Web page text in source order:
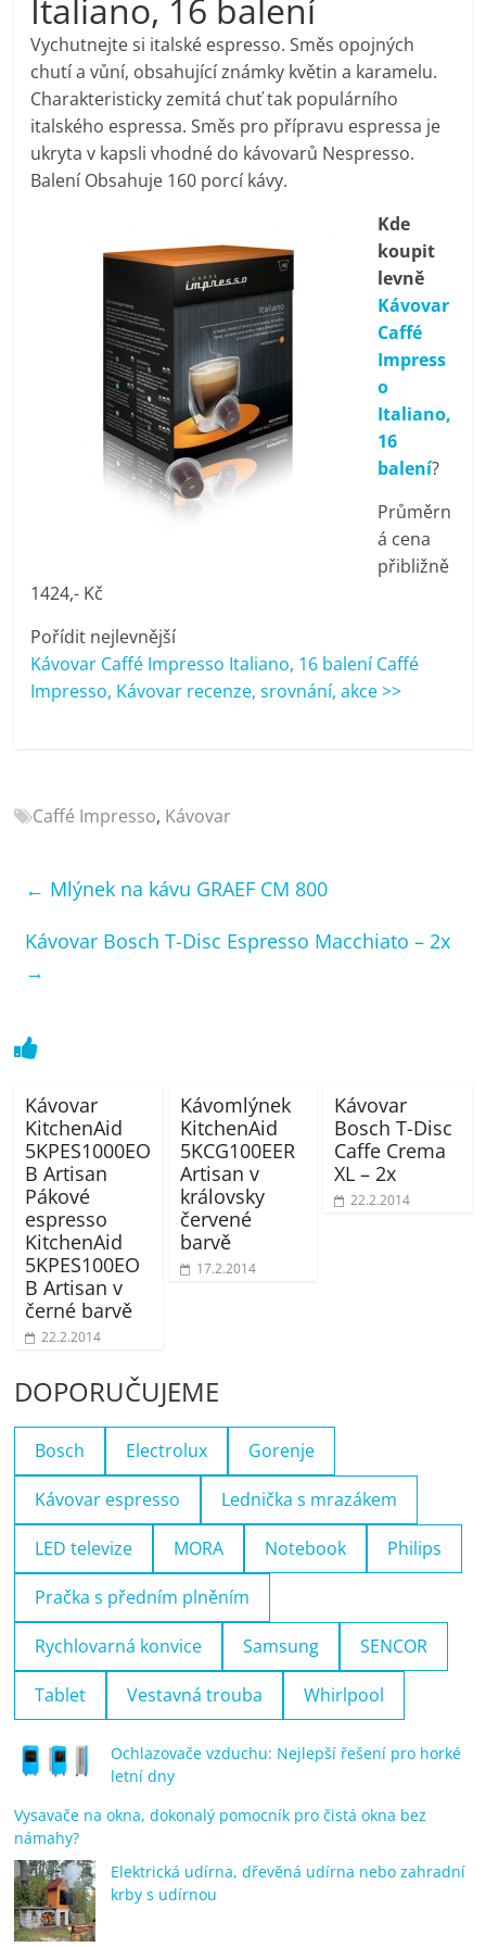
pračky,
televize,
notebooky,
telefony,
kávovary,
bazény
elektronika
pračky,
televize,
notebooky,
mobilní
telefony,
Italiano, 16 balení
Vychutnejte si italské espresso. Směs opojných
chutí a vůní, obsahující známky květin a karamelu.
Charakteristicky zemitá chuť tak populárního
italského espressa. Směs pro přípravu espressa je
ukryta v kapsli vhodné do kávovarů Nespresso.
Balení Obsahuje 160 porcí kávy.
Kde
koupit
levně
Kávovar
Caffé
Impress
o
Italiano,
16
balení?
Průměrn
á cena
přibližně
1424,- Kč
Pořídit nejlevnější
Kávovar Caffé Impresso Italiano, 16 balení Caffé
Impresso, Kávovar recenze, srovnání, akce >>
Caffé Impresso, Kávovar
← Mlýnek na kávu GRAEF CM 800
Kávovar Bosch T-Disc Espresso Macchiato – 2x
→
Kávovar
KitchenAid
5KPES1000EO
B Artisan
Pákové
espresso
KitchenAid
5KPES100EO
B Artisan v
černé barvě
22.2.2014
Kávomlýnek
KitchenAid
5KCG100EER
Artisan v
královsky
červené
barvě
17.2.2014
Kávovar
Bosch T-Disc
Caffe Crema
XL – 2x
22.2.2014
DOPORUČUJEME
Bosch Electrolux Gorenje
Kávovar espresso Lednička s mrazákem
LED televize MORA Notebook Philips
Pračka s předním plněním
Rychlovarná konvice Samsung SENCOR
Tablet Vestavná trouba Whirlpool
Ochlazovače vzduchu: Nejlepší řešení pro horké
letní dny
Vysavače na okna, dokonalý pomocník pro čistá okna bez
námahy?
Elektrická udírna, dřevěná udírna nebo zahradní
krby s udírnou